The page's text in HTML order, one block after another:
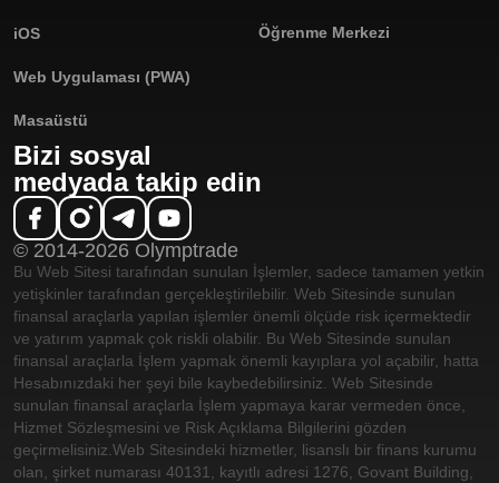
iOS
Web Uygulaması (PWA)
Masaüstü
Öğrenme Merkezi
Bizi sosyal
medyada takip edin
© 2014-2026 Olymptrade
Bu Web Sitesi tarafından sunulan İşlemler, sadece tamamen yetkin
yetişkinler tarafından gerçekleştirilebilir. Web Sitesinde sunulan
finansal araçlarla yapılan işlemler önemli ölçüde risk içermektedir
ve yatırım yapmak çok riskli olabilir. Bu Web Sitesinde sunulan
finansal araçlarla İşlem yapmak önemli kayıplara yol açabilir, hatta
Hesabınızdaki her şeyi bile kaybedebilirsiniz. Web Sitesinde
sunulan finansal araçlarla İşlem yapmaya karar vermeden önce,
Hizmet Sözleşmesini ve Risk Açıklama Bilgilerini gözden
geçirmelisiniz. Web Sitesindeki hizmetler, lisanslı bir finans kurumu
olan, şirket numarası 40131, kayıtlı adresi 1276, Govant Building,